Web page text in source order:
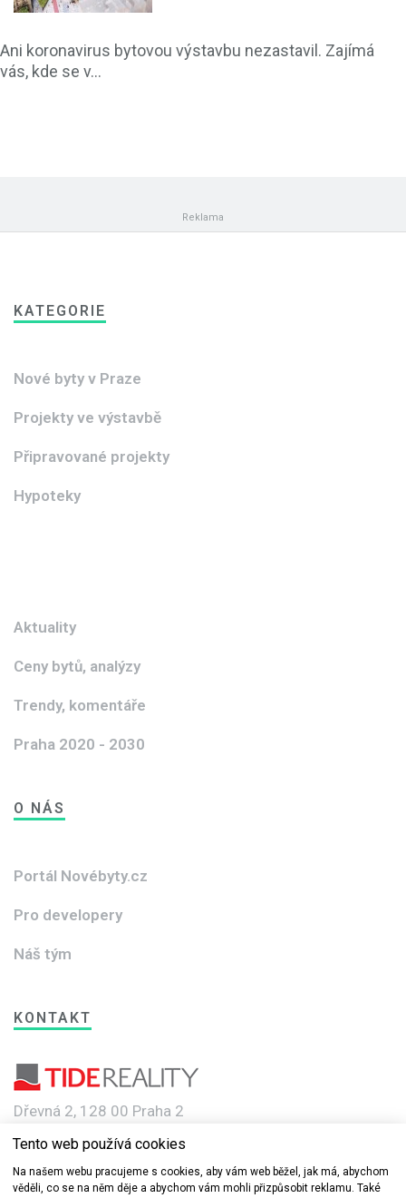
Ani koronavirus bytovou výstavbu nezastavil. Zajímá
vás, kde se v...
KATEGORIE
Nové byty v Praze
Projekty ve výstavbě
Připravované projekty
Hypoteky
Aktuality
Ceny bytů, analýzy
Trendy, komentáře
Praha 2020 - 2030
O NÁS
Portál Novébyty.cz
Pro developery
Náš tým
KONTAKT
Dřevná 2, 128 00 Praha 2
e-mail: info@novebyty.cz
Tento web používá cookies
Na našem webu pracujeme s cookies, aby vám web běžel, jak má, abychom
věděli, co se na něm děje a abychom vám mohli přizpůsobit reklamu. Také